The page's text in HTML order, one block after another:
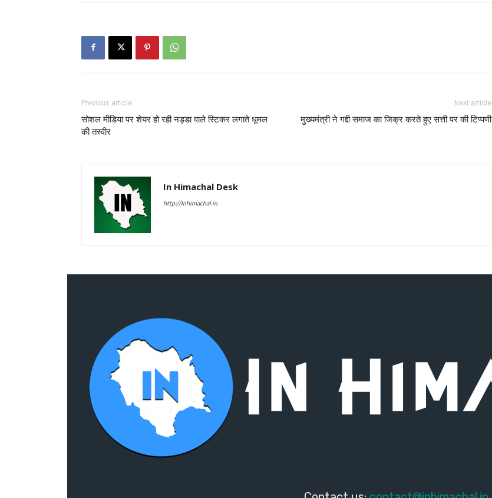
Previous article
सोशल मीडिया पर शेयर हो रही नड्डा वाले स्टिकर लगाते धूमल
की तस्वीर
Next article
मुख्यमंत्री ने गद्दी समाज का जिक्र करते हुए सत्ती पर की टिप्पणी
In Himachal Desk
http://Inhimachal.in